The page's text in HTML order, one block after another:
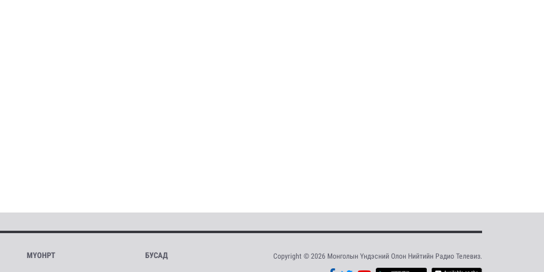
МҮОНРТ БУСАД Copyright © 2026 Монголын Үндэсний Олон Нийтийн Радио Телевиз.